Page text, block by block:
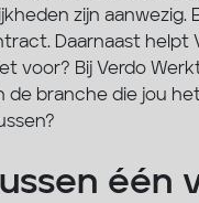
zijn aanwezig.
Daarnaast helpt
voor? Bij Verdo
de branche die jou
één